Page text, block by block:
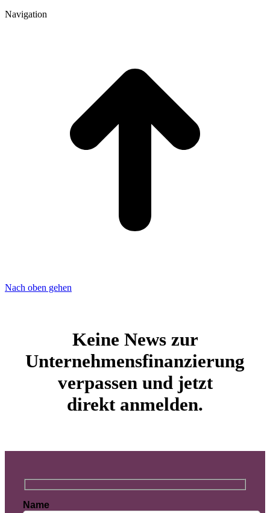
Navigation
Nach oben gehen
Keine News zur
Unternehmensfinanzierung
verpassen und jetzt
direkt anmelden.
Name